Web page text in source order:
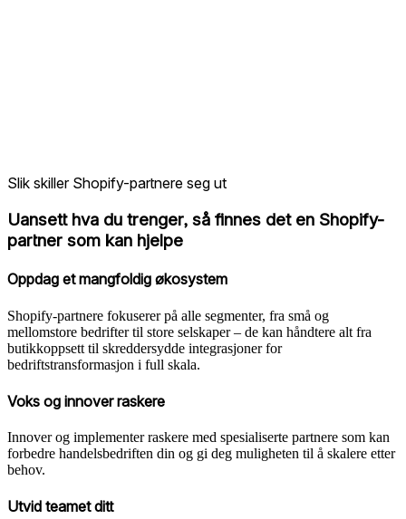
Slik skiller Shopify-partnere seg ut
Uansett hva du trenger, så finnes det en Shopify-
partner som kan hjelpe
Oppdag et mangfoldig økosystem
Shopify-partnere fokuserer på alle segmenter, fra små og
mellomstore bedrifter til store selskaper – de kan håndtere alt fra
butikkoppsett til skreddersydde integrasjoner for
bedriftstransformasjon i full skala.
Voks og innover raskere
Innover og implementer raskere med spesialiserte partnere som kan
forbedre handelsbedriften din og gi deg muligheten til å skalere etter
behov.
Utvid teamet ditt